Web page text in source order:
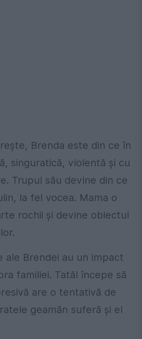
Brenda este din ce în
singuratică, violentă și cu
Trupul său devine din ce
la fel vocea. Mama o
rochii și devine obiectul
ale Brendei au un impact
familiei. Tatăl începe să
are o tentativă de
geamăn suferă și el